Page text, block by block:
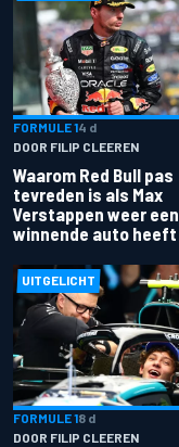
FORMULE 14 d
DOOR FILIP CLEEREN
Waarom Red Bull pas
tevreden is als Max
Verstappen weer een
winnende auto heeft
UITGELICHT
FORMULE 18 d
DOOR FILIP CLEEREN